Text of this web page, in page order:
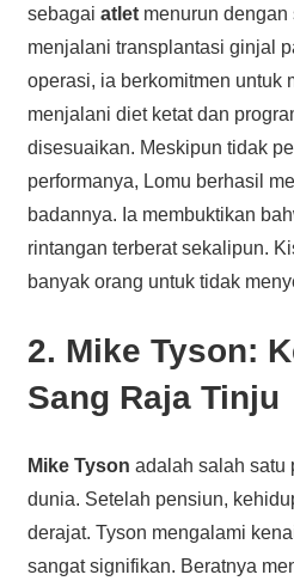
sebagai atletmenurun dengan
menjalani transplantasi ginjal
operasi, ia berkomitmen untuk
menjalani diet ketat dan
disesuaikan. Meskipun tidak
performanya, Lomu berhasil
badannya. Ia membuktikan
rintangan terberat sekalipun.
banyak orang untuk tidak
2. Mike Tyson:
Sang Raja Tinju
Mike Tyson adalah salah satu
dunia. Setelah pensiun,
derajat. Tyson mengalami
sangat signifikan. Beratnya